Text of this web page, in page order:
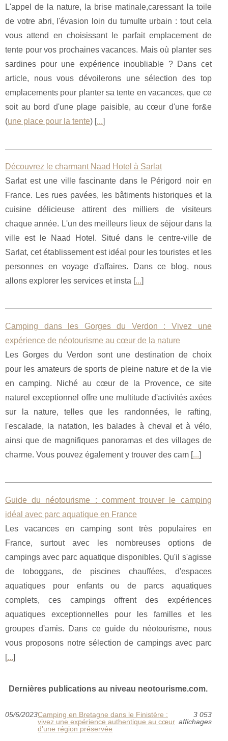
L'appel de la nature, la brise matinale,caressant la toile
de votre abri, l'évasion loin du tumulte urbain : tout cela
vous attend en choisissant le parfait emplacement de
tente pour vos prochaines vacances. Mais où planter ses
sardines pour une expérience inoubliable ? Dans cet
article, nous vous dévoilerons une sélection des top
emplacements pour planter sa tente en vacances, que ce
soit au bord d'une plage paisible, au cœur d'une for&e
(une place pour la tente) [...]
Découvrez le charmant Naad Hotel à Sarlat
Sarlat est une ville fascinante dans le Périgord noir en
France. Les rues pavées, les bâtiments historiques et la
cuisine délicieuse attirent des milliers de visiteurs
chaque année. L'un des meilleurs lieux de séjour dans la
ville est le Naad Hotel. Situé dans le centre-ville de
Sarlat, cet établissement est idéal pour les touristes et les
personnes en voyage d'affaires. Dans ce blog, nous
allons explorer les services et insta [...]
Camping dans les Gorges du Verdon : Vivez une
expérience de néotourisme au cœur de la nature
Les Gorges du Verdon sont une destination de choix
pour les amateurs de sports de pleine nature et de la vie
en camping. Niché au cœur de la Provence, ce site
naturel exceptionnel offre une multitude d'activités axées
sur la nature, telles que les randonnées, le rafting,
l'escalade, la natation, les balades à cheval et à vélo,
ainsi que de magnifiques panoramas et des villages de
charme. Vous pouvez également y trouver des cam [...]
Guide du néotourisme : comment trouver le camping
idéal avec parc aquatique en France
Les vacances en camping sont très populaires en
France, surtout avec les nombreuses options de
campings avec parc aquatique disponibles. Qu'il s'agisse
de toboggans, de piscines chauffées, d'espaces
aquatiques pour enfants ou de parcs aquatiques
complets, ces campings offrent des expériences
aquatiques exceptionnelles pour les familles et les
groupes d'amis. Dans ce guide du néotourisme, nous
vous proposons notre sélection de campings avec parc
[...]
Dernières publications au niveau neotourisme.com.
05/6/2023Camping en Bretagne dans le Finistère :
vivez une expérience authentique au cœur
d'une région préservée
3 053
affichages